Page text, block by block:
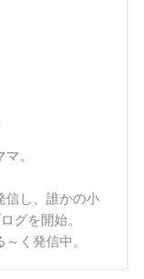
。
信し、誰かの小
グを開始。
く発信中。